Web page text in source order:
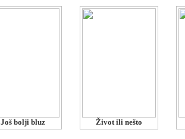
Još bolji bluz Život ili nešto